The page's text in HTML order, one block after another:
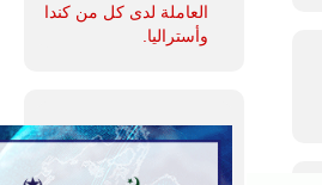
العاملة لدى كل من كندا
وأستراليا.